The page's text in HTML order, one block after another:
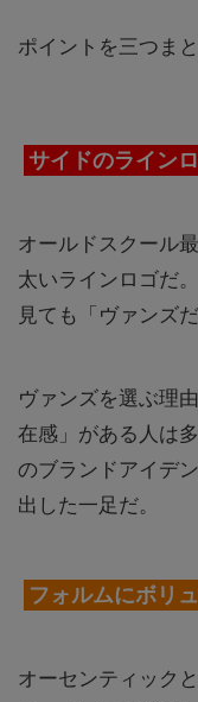
ポイントを三つま
サイドのライン
オールドスクール
太いラインロゴだ
見ても「ヴァンズ
ヴァンズを選ぶ理
在感」がある人は
のブランドアイデ
出した一足だ。
フォルムにボリ
オーセンティック